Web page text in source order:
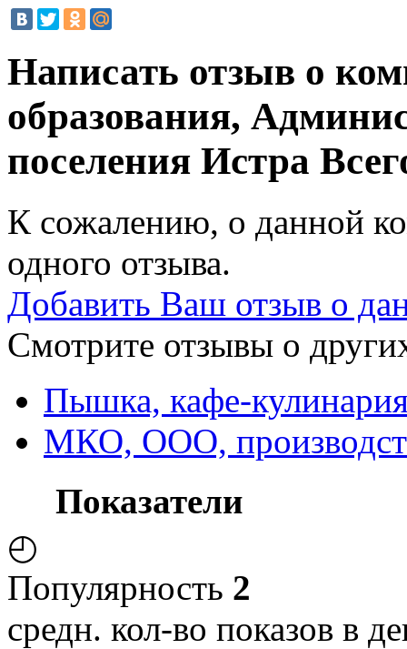
Написать отзыв о
образования,
поселения Истра
К сожалению, о данной
одного отзыва.
Добавить Ваш отзыв о
Смотрите отзывы о
Пышка, кафе-
МКО, ООО,
Показатели
◴
Популярность 2
средн. кол-во показов в